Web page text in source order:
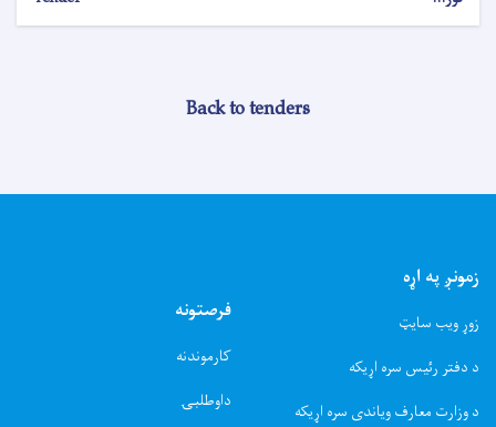
Back to tenders
زمونږ په اړه
زوړ ویب سایټ
د دفتر رئیس سره اړیکه
د وزارت معارف ویاندی سره اړیکه
فرصتونه
کارموندنه
داوطلبۍ